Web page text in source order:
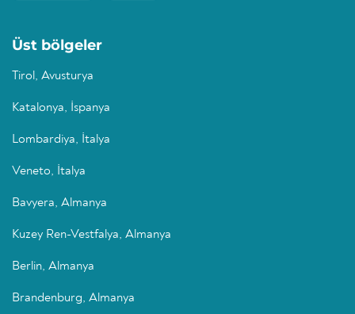
Üst bölgeler
Tirol, Avusturya
Katalonya, İspanya
Lombardiya, İtalya
Veneto, İtalya
Bavyera, Almanya
Kuzey Ren-Vestfalya, Almanya
Berlin, Almanya
Brandenburg, Almanya